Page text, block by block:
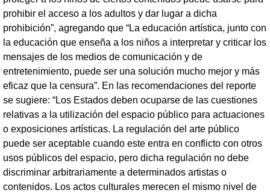
prohibir el acceso a los adultos y dar lugar a dicha
prohibición”, agregando que “La educación artística, junto con
la educación que enseña a los niños a interpretar y criticar los
mensajes de los medios de comunicación y de
entretenimiento, puede ser una solución mucho mejor y más
eficaz que la censura”. En las recomendaciones del reporte
se sugiere: “Los Estados deben ocuparse de las cuestiones
relativas a la utilización del espacio público para actuaciones
o exposiciones artísticas. La regulación del arte público
puede ser aceptable cuando este entra en conflicto con otros
usos públicos del espacio, pero dicha regulación no debe
discriminar arbitrariamente a determinados artistas o
contenidos. Los actos culturales merecen el mismo nivel de